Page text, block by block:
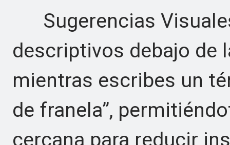
Sugerencias
descriptivos debajo de
mientras escribes un
de franela”,
cercana para reducir